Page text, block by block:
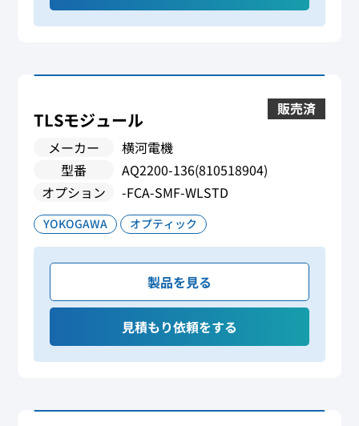
販売済
TLSモジュール
メーカー
横河電機
型番
AQ2200-136(810518904)
オプション
-FCA-SMF-WLSTD
YOKOGAWA オプティック
製品を見る
見積もり依頼をする